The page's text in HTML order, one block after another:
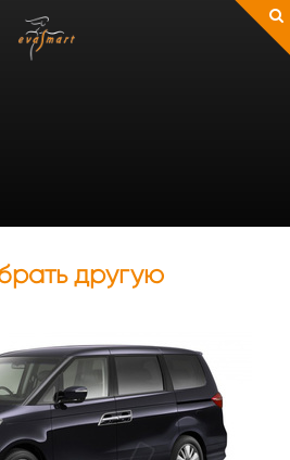
другую